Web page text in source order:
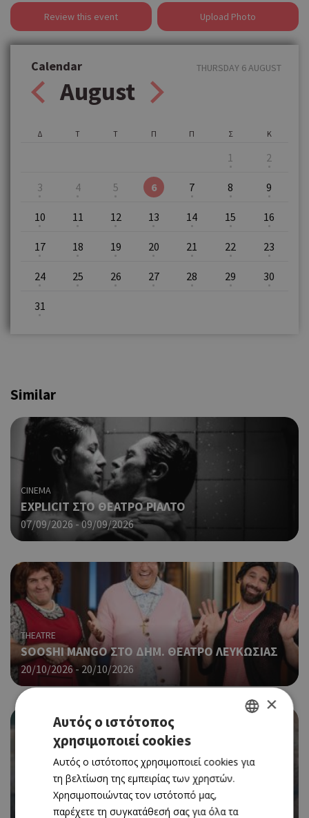
Review this event Upload Photo
Calendar
August
THURSDAY 6 AUGUST
Δ Τ Τ Π Π Σ
1
Κ
2
3 4 5 6 7 8 9
10 11 12 13 14 15 16
17 18 19 20 21 22 23
24 25 26 27 28 29 30
31
Similar
CINEMA
EXPLICIT ΣΤΟ ΘΕΑΤΡΟ ΡΙΑΛΤΟ
07/09/2026 - 09/09/2026
THEATRE
SOOSHI MANGO ΣΤΟ ΔΗΜ. ΘΕΑΤΡΟ ΛΕΥΚΩΣΙΑΣ
20/10/2026 - 20/10/2026
SPIDER-MAN: BRAND NEW DAY (ΝΕΑ ΤΑΙΝΙΑ)
30/07/2026 - 05/08/2026
ENGLISH
×
Αυτός ο ιστότοπος
χρησιμοποιεί cookies
Αυτός ο ιστότοπος χρησιμοποιεί cookies για
τη βελτίωση της εμπειρίας των χρηστών.
Χρησιμοποιώντας τον ιστότοπό μας,
παρέχετε τη συγκατάθεσή σας για όλα τα